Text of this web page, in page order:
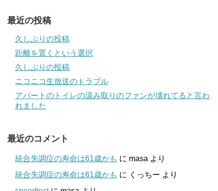
最近の投稿
久しぶりの投稿
距離を置くという選択
久しぶりの投稿
ニコニコ生放送のトラブル
アパートのトイレの汲み取りのファンが壊れてると言わ
れました
最近のコメント
統合失調症の寿命は61歳かも に masa より
統合失調症の寿命は61歳かも に くっちー より